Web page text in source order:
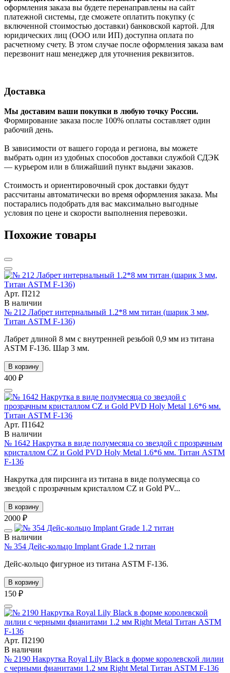
оформления заказа вы будете перенаправлены на сайт
платежной системы, где сможете оплатить покупку (с
включенной стоимостью доставки) банковской картой. Для
юридических лиц (ООО или ИП) доступна оплата по
расчетному счету. В этом случае после оформления заказа вам
перезвонит наш менеджер для уточнения реквизитов.
Доставка
Мы доставим ваши покупки в любую точку России.
Формирование заказа после 100% оплаты составляет один
рабочий день.
В зависимости от вашего города и региона, вы можете
выбрать один из удобных способов доставки службой СДЭК
— курьером или в ближайший пункт выдачи заказов.
Стоимость и ориентировочный срок доставки будут
рассчитаны автоматически во время оформления заказа. Мы
постарались подобрать для вас максимально выгодные
условия по цене и скорости выполнения перевозки.
Похожие товары
Арт. П212
В наличии
№ 212 Лабрет интернальный 1.2*8 мм титан (шарик 3 мм,
Титан ASTM F-136)
Лабрет длиной 8 мм с внутренней резьбой 0,9 мм из титана
ASTM F-136. Шар 3 мм.
В корзину
400 ₽
Арт. П1642
В наличии
№ 1642 Накрутка в виде полумесяца со звездой с прозрачным
кристаллом CZ и Gold PVD Holy Metal 1.6*6 мм. Титан ASTM
F-136
Накрутка для пирсинга из титана в виде полумесяца со
звездой с прозрачным кристаллом CZ и Gold PV...
В корзину
2000 ₽
В наличии
№ 354 Дейс-кольцо Implant Grade 1.2 титан
Дейс-кольцо фигурное из титана ASTM F-136.
В корзину
150 ₽
Арт. П2190
В наличии
№ 2190 Накрутка Royal Lily Black в форме королевской лилии
с черными фианитами 1.2 мм Right Metal Титан ASTM F-136